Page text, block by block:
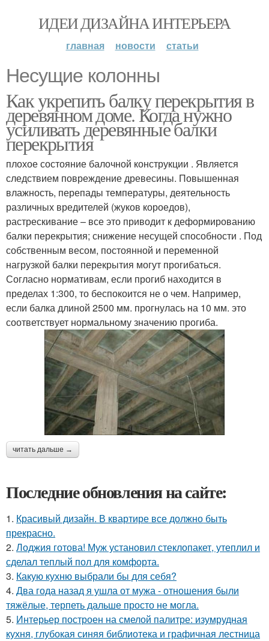
ИДЕИ ДИЗАЙНА ИНТЕРЬЕРА
главная новости статьи
Несущие колонны
Как укрепить балку перекрытия в
деревянном доме. Когда нужно
усиливать деревянные балки
перекрытия
плохое состояние балочной конструкции . Является
следствием повреждение древесины. Повышенная
влажность, перепады температуры, деятельность
различных вредителей (жуков короедов),
растрескивание – все это приводит к деформированию
балки перекрытия; снижение несущей способности . Под
собственным весом, постоянной и переменной
нагрузкой балки перекрытия могут прогибаться.
Согласно нормативам, если прогиб находится в
пределах 1:300, то беспокоится не о чем. Например,
если балка длиной 2500 мм. прогнулась на 10 мм. это
соответствует нормальному значению прогиба.
читать дальше →
Последние обновления на сайте:
1. Красивый дизайн. В квартире все должно быть
прекрасно.
2. Лоджия готова! Муж установил стеклопакет, утеплил и
сделал теплый пол для комфорта.
3. Какую кухню выбрали бы для себя?
4. Два года назад я ушла от мужа - отношения были
тяжёлые, терпеть дальше просто не могла.
5. Интерьер построен на смелой палитре: изумрудная
кухня, глубокая синяя библиотека и графичная лестница